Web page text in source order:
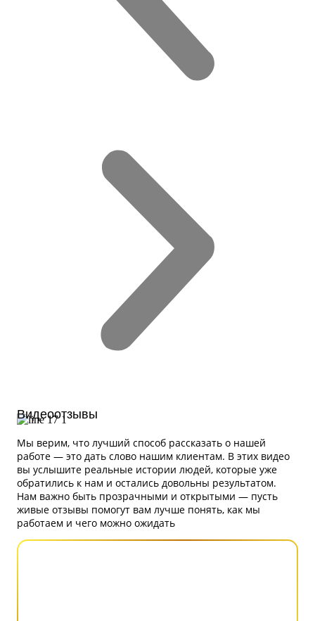
Видеоотзывы
Мы верим, что лучший способ рассказать о нашей
работе — это дать слово нашим клиентам. В этих видео
вы услышите реальные истории людей, которые уже
обратились к нам и остались довольны результатом.
Нам важно быть прозрачными и открытыми — пусть
живые отзывы помогут вам лучше понять, как мы
работаем и чего можно ожидать